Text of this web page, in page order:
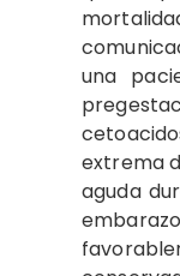
una
extrema
aguda